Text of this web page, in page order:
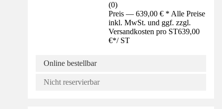
(0)
Preis — 639,00 € * Alle Preise
inkl. MwSt. und ggf. zzgl.
Versandkosten pro ST639,00
€*/ ST
Online bestellbar
Nicht reservierbar